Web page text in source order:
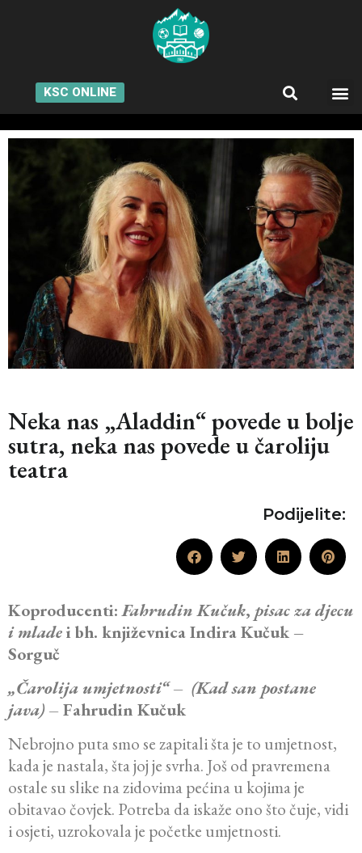
KSC ONLINE
Neka nas „Aladdin“ povede u bolje
sutra, neka nas povede u čaroliju
teatra
Podijelite:
Koproducenti:Fahrudin Kučuk, pisac za djecu
i mladei bh. književnica Indira Kučuk –
Sorguč
„Čarolija umjetnosti“ – (Kad san postane
java) –Fahrudin Kučuk
Nebrojno puta smo se zapitali šta je to umjetnost,
kada je nastala, šta joj je svrha. Još od pravremena
ostale su slike na zidovima pećina u kojima je
obitavao čovjek. Potreba da iskaže ono što čuje, vidi
i osjeti, uzrokovala je početke umjetnosti.